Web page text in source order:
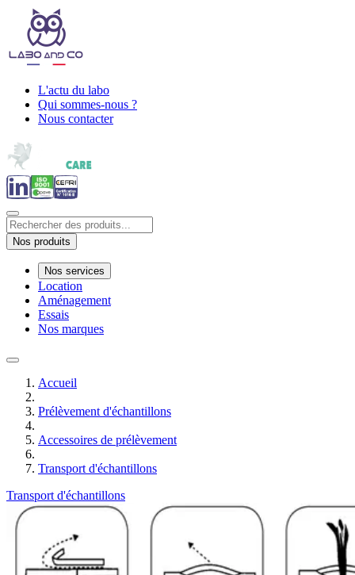
L'actu du labo
Qui sommes-nous ?
Nous contacter
Nos produits
Nos services
Location
Aménagement
Essais
Nos marques
Accueil
Prélèvement d'échantillons
Accessoires de prélèvement
Transport d'échantillons
Transport d'échantillons